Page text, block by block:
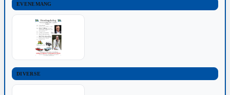
EVENEMANG
DIVERSE